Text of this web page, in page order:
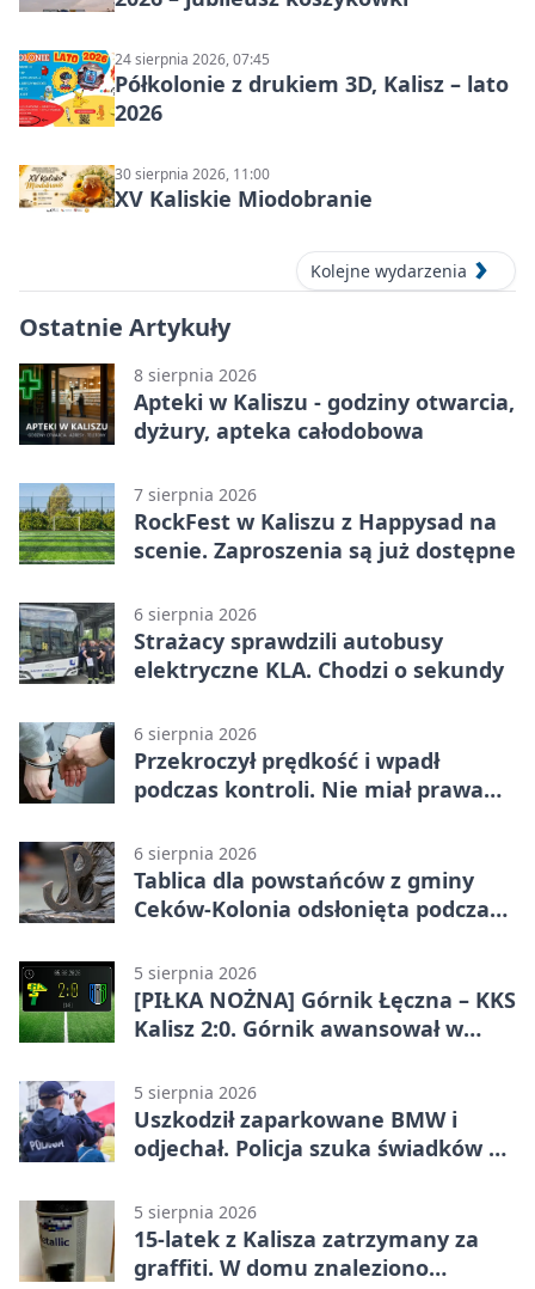
24 sierpnia 2026, 07:45
Półkolonie z drukiem 3D, Kalisz – lato
2026
30 sierpnia 2026, 11:00
XV Kaliskie Miodobranie
Kolejne wydarzenia
Ostatnie Artykuły
8 sierpnia 2026
Apteki w Kaliszu - godziny otwarcia,
dyżury, apteka całodobowa
7 sierpnia 2026
RockFest w Kaliszu z Happysad na
scenie. Zaproszenia są już dostępne
6 sierpnia 2026
Strażacy sprawdzili autobusy
elektryczne KLA. Chodzi o sekundy
6 sierpnia 2026
Przekroczył prędkość i wpadł
podczas kontroli. Nie miał prawa
6 sierpnia 2026
Tablica dla powstańców z gminy
Ceków-Kolonia odsłonięta podczas
5 sierpnia 2026
[PIŁKA NOŻNA] Górnik Łęczna – KKS
Kalisz 2:0. Górnik awansował w
5 sierpnia 2026
Uszkodził zaparkowane BMW i
odjechał. Policja szuka świadków w
5 sierpnia 2026
15-latek z Kalisza zatrzymany za
graffiti. W domu znaleziono